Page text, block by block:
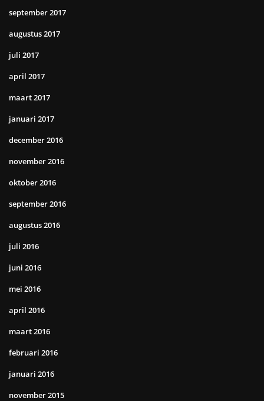
september 2017
augustus 2017
juli 2017
april 2017
maart 2017
januari 2017
december 2016
november 2016
oktober 2016
september 2016
augustus 2016
juli 2016
juni 2016
mei 2016
april 2016
maart 2016
februari 2016
januari 2016
november 2015